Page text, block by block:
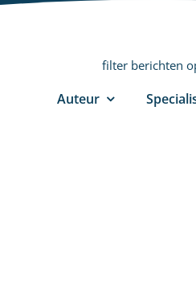
filter berichten
Auteur